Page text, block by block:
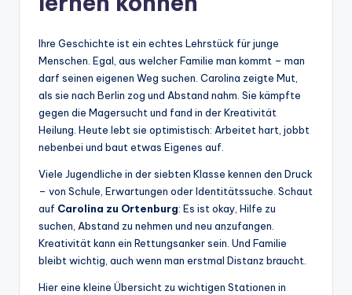
Ihre Geschichte ist ein echtes Lehrstück für junge
Menschen. Egal, aus welcher Familie man kommt – man
darf seinen eigenen Weg suchen. Carolina zeigte Mut,
als sie nach Berlin zog und Abstand nahm. Sie kämpfte
gegen die Magersucht und fand in der Kreativität
Heilung. Heute lebt sie optimistisch: Arbeitet hart, jobbt
nebenbei und baut etwas Eigenes auf.
Viele Jugendliche in der siebten Klasse kennen den Druck
– von Schule, Erwartungen oder Identitätssuche. Schaut
auf Carolina zu Ortenburg: Es ist okay, Hilfe zu
suchen, Abstand zu nehmen und neu anzufangen.
Kreativität kann ein Rettungsanker sein. Und Familie
bleibt wichtig, auch wenn man erstmal Distanz braucht.
Hier eine kleine Übersicht zu wichtigen Stationen in